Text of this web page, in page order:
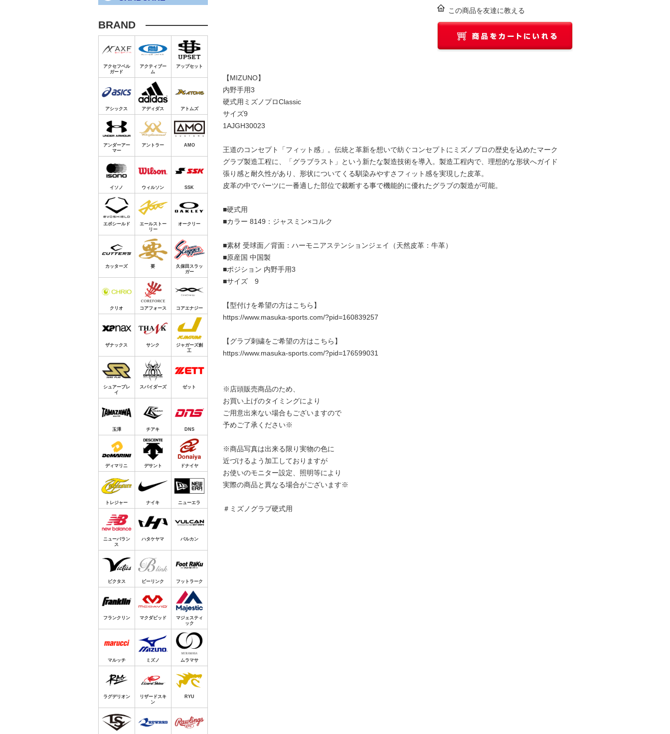
この商品を友達に教える
【MIZUNO】
内野手用3
硬式用ミズノプロClassic
サイズ9
1AJGH30023
王道のコンセプト「フィット感」。伝統と革新を想いで紡ぐコンセプトにミズノプロの歴史を込めたマーク
グラブ製造工程に、「グラブラスト」という新たな製造技術を導入。製造工程内で、理想的な形状へガイド
張り感と耐久性があり、形状についてくる馴染みやすさフィット感を実現した皮革。
皮革の中でパーツに一番適した部位で裁断する事で機能的に優れたグラブの製造が可能。
■硬式用
■カラー 8149：ジャスミン×コルク
■素材 受球面／背面：ハーモニアステンションジェイ（天然皮革：牛革）
■原産国 中国製
■ポジション 内野手用3
■サイズ 9
【型付けを希望の方はこちら】
https://www.masuka-sports.com/?pid=160839257
【グラブ刺繍をご希望の方はこちら】
https://www.masuka-sports.com/?pid=176599031
※店頭販売商品のため、
お買い上げのタイミングにより
ご用意出来ない場合もございますので
予めご了承ください※
※商品写真は出来る限り実物の色に
近づけるよう加工しておりますが
お使いのモニター設定、照明等により
実際の商品と異なる場合がございます※
＃ミズノグラブ硬式用
BRAND